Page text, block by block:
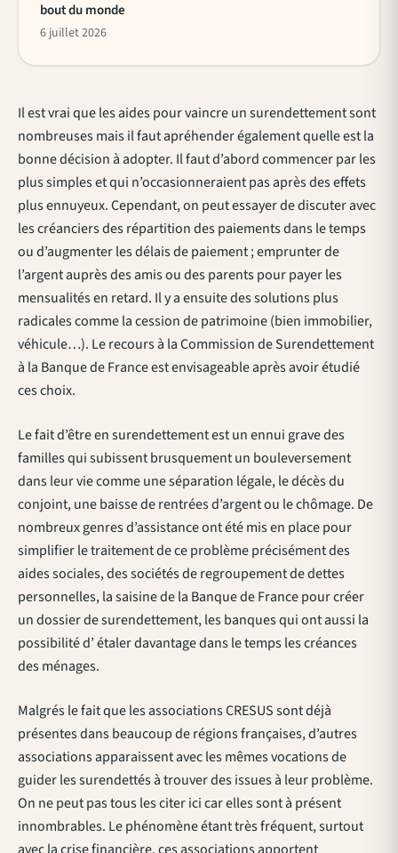
Il est vrai que les aides pour vaincre un surendettement sont
nombreuses mais il faut apréhender également quelle est la
bonne décision à adopter. Il faut d’abord commencer par les
plus simples et qui n’occasionneraient pas après des effets
plus ennuyeux. Cependant, on peut essayer de discuter avec
les créanciers des répartition des paiements dans le temps
ou d’augmenter les délais de paiement ; emprunter de
l’argent auprès des amis ou des parents pour payer les
mensualités en retard. Il y a ensuite des solutions plus
radicales comme la cession de patrimoine (bien immobilier,
véhicule…). Le recours à la Commission de Surendettement
à la Banque de France est envisageable après avoir étudié
ces choix.
Le fait d’être en surendettement est un ennui grave des
familles qui subissent brusquement un bouleversement
dans leur vie comme une séparation légale, le décès du
conjoint, une baisse de rentrées d’argent ou le chômage. De
nombreux genres d’assistance ont été mis en place pour
simplifier le traitement de ce problème précisément des
aides sociales, des sociétés de regroupement de dettes
personnelles, la saisine de la Banque de France pour créer
un dossier de surendettement, les banques qui ont aussi la
possibilité d’ étaler davantage dans le temps les créances
des ménages.
Malgrés le fait que les associations CRESUS sont déjà
présentes dans beaucoup de régions françaises, d’autres
associations apparaissent avec les mêmes vocations de
guider les surendettés à trouver des issues à leur problème.
On ne peut pas tous les citer ici car elles sont à présent
innombrables. Le phénomène étant très fréquent, surtout
bout du monde
6 juillet 2026